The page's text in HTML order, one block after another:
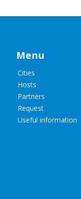
Menu
Cities
Hosts
Partners
Request
Useful information